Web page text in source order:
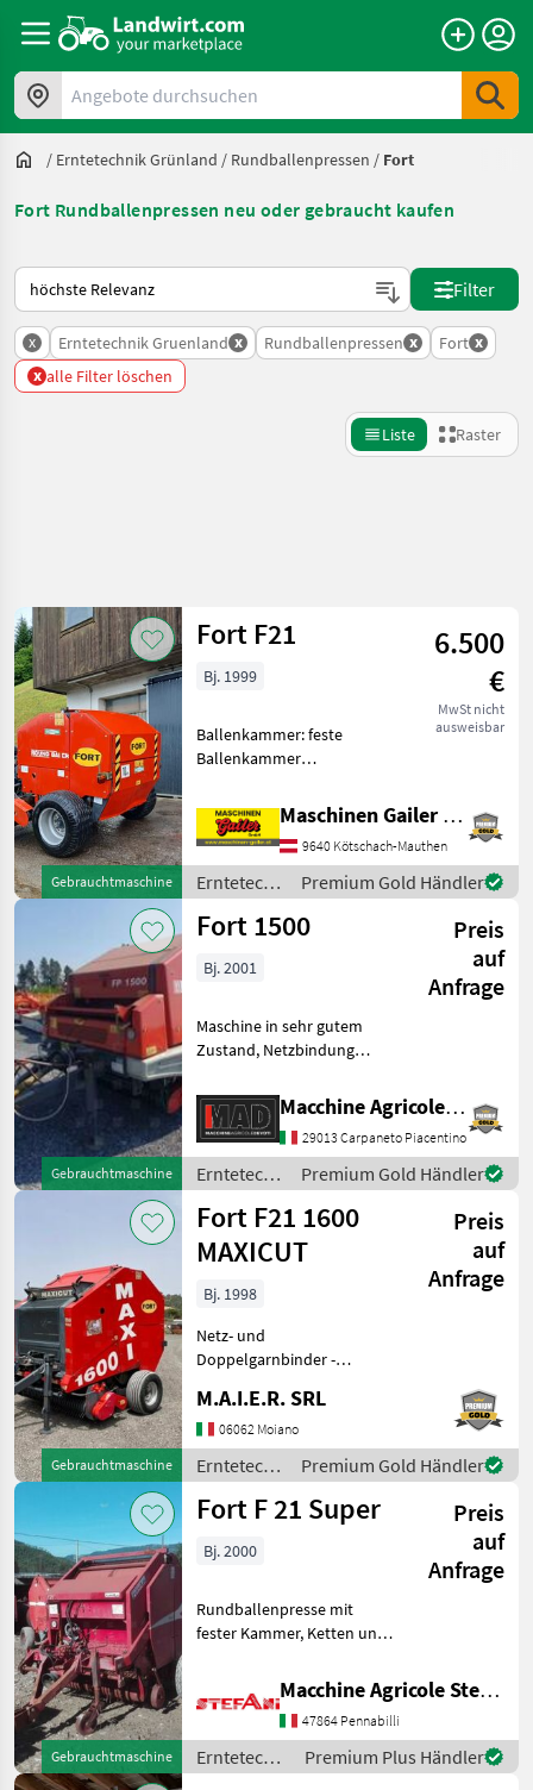
Angebote durchsuchen
/ Erntetechnik Grünland / Rundballenpressen / Fort
Fort Rundballenpressen neu oder gebraucht kaufen
So wird auf Landwirt.com sortiert
Filter
x Erntetechnik Gruenland x Rundballenpressen x Fort x
x alle Filter löschen
Liste Raster
Kategorie 4 Land Filter
AKTUELLER
PFAD
Landtechnik
Erntetechnik
Gruenland
Rundballenpressen
WÄHLEN
Fort
Krone
Claas
John Deere
New Holland
McHale
Alle 35
anzeigen
MARKTPLATZ
Marktplatz Händlerangebote Kleinanzeigen
Zurücksetzen
Ergebnisse
anzeigen
Gebrauchtmaschine
Fort F21
6.500
€
MwSt nicht
ausweisbar
Bj. 1999
Ballenkammer: feste
Ballenkammer
leichtzügige
Rundballenpresse mit
Schnurbindung,
Ballengröße 110 cm
Durchmesser x 120 cm
Höhe. Wir freuen u
Maschinen Gailer GmbH
9640 Kötschach-Mauthen
Erntetechnik
Grünland /
Fort
Premium Gold Händler
Gebrauchtmaschine
Fort 1500
Preis
auf
Anfrage
Bj. 2001
Maschine in sehr gutem
Zustand, Netzbindung
Rundballenpressen
Macchine Agricole Devoti Srl
29013 Carpaneto Piacentino
Erntetechnik
Grünland /
Fort
Premium Gold Händler
Gebrauchtmaschine
Fort F21 1600
MAXICUT
Preis
auf
Anfrage
Bj. 1998
Netz- und
Doppelgarnbinder -
Erntetechnik Grünland
Rundballenpressen
M.A.I.E.R. SRL
06062 Moiano
Erntetechnik
Grünland /
Fort
Premium Gold Händler
Gebrauchtmaschine
Fort F 21 Super
Preis
auf
Anfrage
Bj. 2000
Rundballenpresse mit
fester Kammer, Ketten und
ausgezeichnetem Zustand.
Wendiges Gerät, das zum
Schleppen und Bedienen
nicht viel Kraft benötigt und
mit d
Macchine Agricole Stefani Luciano
47864 Pennabilli
Erntetechnik
Grünland /
Premium Plus Händler